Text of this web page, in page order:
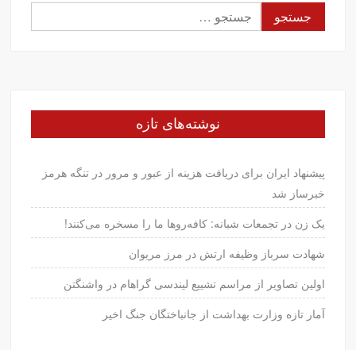
جستجو
برای:
نوشته‌های تازه
پیشنهاد ایران برای دریافت هزینه از عبور و مرور در تنگه هرمز
خبرساز شد
یک زن در تجمعات شبانه: کافه‌روها ما را مسخره می‌کنند!
شهادت سرباز وظیفه ارتش در مرز مریوان
اولین تصاویر از مراسم تشییع لیندسی گراهام در واشنگتن
آمار تازه وزارت بهداشت از جانباختگان جنگ اخیر